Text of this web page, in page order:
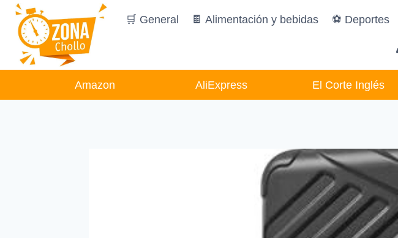
Saltar
contenido
🛒 General 🍫 Alimentación y bebidas ️⚽️ Deportes
Amazon AliExpress El Corte Inglés